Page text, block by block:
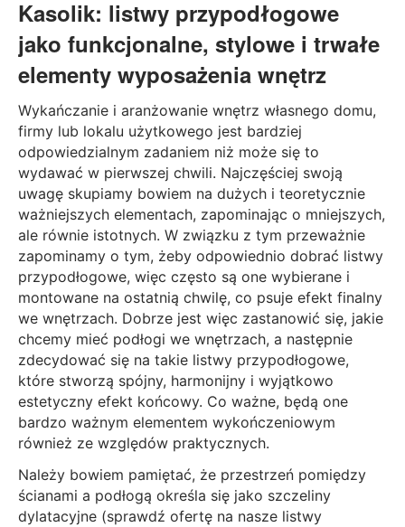
Kasolik: listwy przypodłogowe
jako funkcjonalne, stylowe i trwałe
elementy wyposażenia wnętrz
Wykańczanie i aranżowanie wnętrz własnego domu,
firmy lub lokalu użytkowego jest bardziej
odpowiedzialnym zadaniem niż może się to
wydawać w pierwszej chwili. Najczęściej swoją
uwagę skupiamy bowiem na dużych i teoretycznie
ważniejszych elementach, zapominając o mniejszych,
ale równie istotnych. W związku z tym przeważnie
zapominamy o tym, żeby odpowiednio dobrać listwy
przypodłogowe, więc często są one wybierane i
montowane na ostatnią chwilę, co psuje efekt finalny
we wnętrzach. Dobrze jest więc zastanowić się, jakie
chcemy mieć podłogi we wnętrzach, a następnie
zdecydować się na takie listwy przypodłogowe,
które stworzą spójny, harmonijny i wyjątkowo
estetyczny efekt końcowy. Co ważne, będą one
bardzo ważnym elementem wykończeniowym
również ze względów praktycznych.
Należy bowiem pamiętać, że przestrzeń pomiędzy
ścianami a podłogą określa się jako szczeliny
dylatacyjne (sprawdź ofertę na nasze listwy